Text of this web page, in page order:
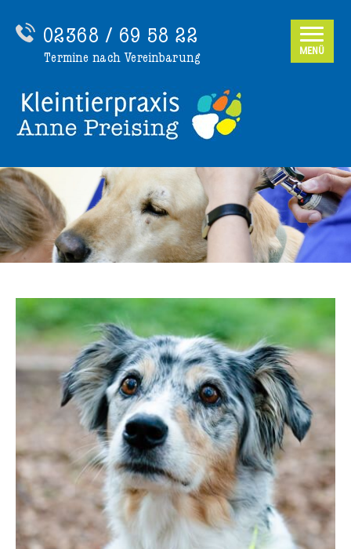
02368 / 69 58 22
Termine nach Vereinbarung
MENÜ